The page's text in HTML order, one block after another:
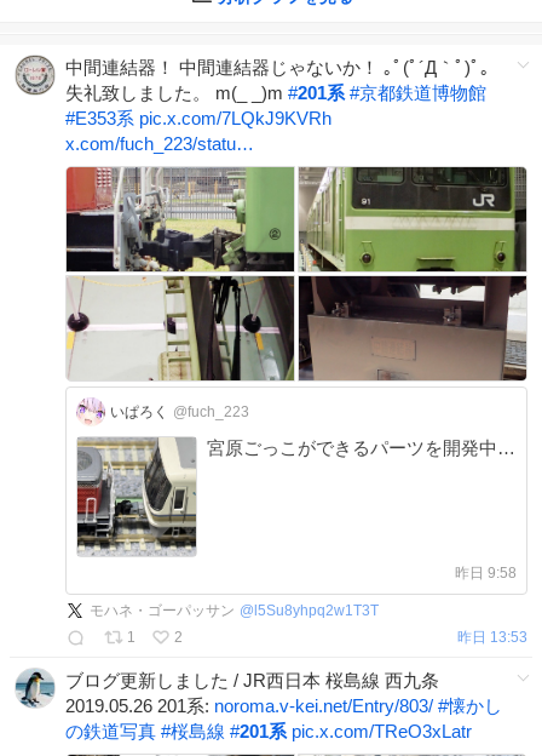
中間連結器！ 中間連結器じゃないか！ ｡ﾟ(ﾟ´Д｀ﾟ)ﾟ｡
失礼致しました。 m(_ _)m #201系 #京都鉄道博物館
#E353系 pic.x.com/7LQkJ9KVRh
x.com/fuch_223/statu…
いぱろく @fuch_223
宮原ごっこができるパーツを開発中…
昨日 9:58
モハネ・ゴーパッサン @ l5Su8yhpq2w1T3T
1
2 昨日 13:53
ブログ更新しました / JR西日本 桜島線 西九条
2019.05.26 201系: noroma.v-kei.net/Entry/803/ #懐かし
の鉄道写真 #桜島線 #201系 pic.x.com/TReO3xLatr